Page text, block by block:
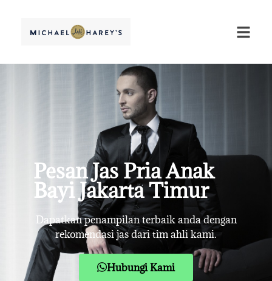
Pesan Jas Pria Anak
Bayi Jakarta Timur
Dapatkan penampilan terbaik anda dengan
rekomendasi jas dari tim ahli kami.
Hubungi Kami